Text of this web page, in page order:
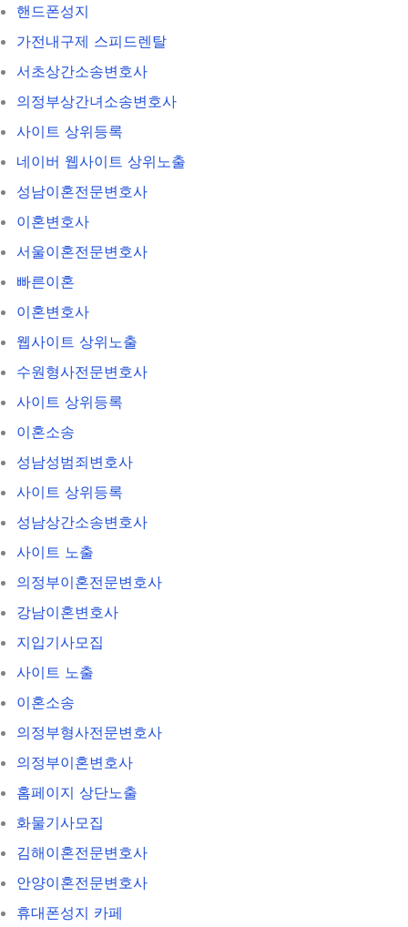
핸드폰성지
가전내구제 스피드렌탈
서초상간소송변호사
의정부상간녀소송변호사
사이트 상위등록
네이버 웹사이트 상위노출
성남이혼전문변호사
이혼변호사
서울이혼전문변호사
빠른이혼
이혼변호사
웹사이트 상위노출
수원형사전문변호사
사이트 상위등록
이혼소송
성남성범죄변호사
사이트 상위등록
성남상간소송변호사
사이트 노출
의정부이혼전문변호사
강남이혼변호사
지입기사모집
사이트 노출
이혼소송
의정부형사전문변호사
의정부이혼변호사
홈페이지 상단노출
화물기사모집
김해이혼전문변호사
안양이혼전문변호사
휴대폰성지 카페